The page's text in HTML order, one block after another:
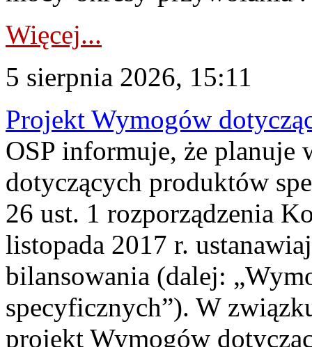
Więcej...
5 sierpnia 2026, 15:11
Projekt Wymogów
OSP informuje, że planuje
dotyczących produktów
26 ust. 1 rozporządzenia
listopada 2017 r.
bilansowania (dalej:
specyficznych”). W
projekt Wymogów